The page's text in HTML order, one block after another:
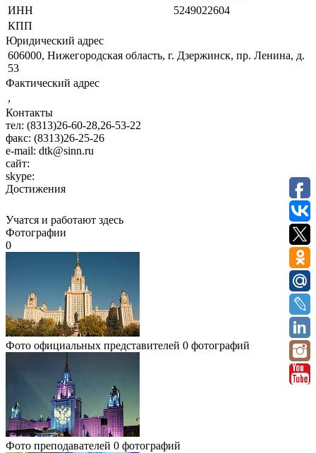
ИНН
5249022604
КПП
Юридический адрес
606000, Нижегородская область, г. Дзержинск, пр. Ленина, д.
53
Фактический адрес
,
Контакты
тел: (8313)26-60-28,26-53-22
факс: (8313)26-25-26
e-mail: dtk@sinn.ru
сайт:
skype:
Достижения
Учатся и работают здесь
Фотографии
0
Фото официальных представителей 0 фотографий
Фото преподавателей 0 фотографий